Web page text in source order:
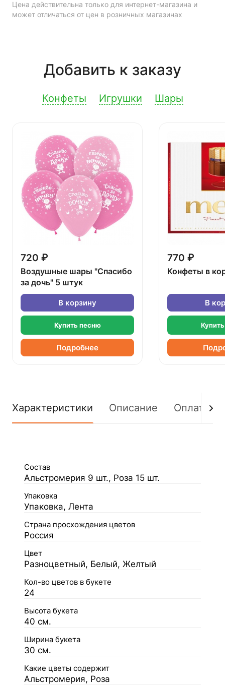
Цена действительна только для интернет-магазина и
может отличаться от цен в розничных магазинах
Добавить к заказу
Конфеты Игрушки Шары
720 ₽
Воздушные шары "Спасибо
за дочь" 5 штук
В корзину
Купить песню
Подробнее
770 ₽
Конфеты в
В
Характеристики Описание Оплата
Состав
Альстромерия 9 шт., Роза 15 шт.
Упаковка
Упаковка, Лента
Страна просхождения цветов
Россия
Цвет
Разноцветный, Белый, Желтый
Кол-во цветов в букете
24
Высота букета
40 см.
Ширина букета
30 см.
Какие цветы содержит
Альстромерия, Роза